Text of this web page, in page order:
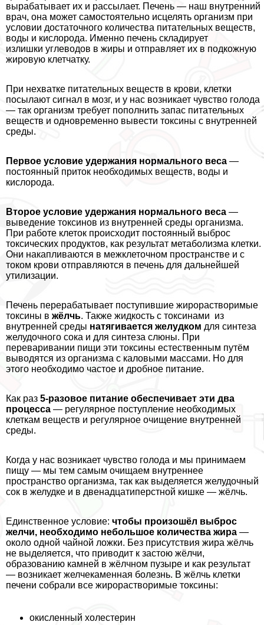
выpaбатывает их и рассылает. Печень — наш внутренний
врач, она может самостоятельно исцелять организм при
условии достаточного количества питательных веществ,
воды и кислорода. Именно печень складирует
излишки углеводов в жиры и отправляет их в подкожную
жировую клетчатку.
При нехватке питательных веществ в крови, клетки
посылают сигнал в мозг, и у нас возникает чувство голода
— так организм требует пополнить запас питательных
веществ и одновременно вывести токсины с внутренней
среды.
Первое условие удержания нормального веса —
постоянный приток необходимых веществ, воды и
кислорода.
Второе условие удержания нормального веса —
выведение токсинов из внутренней среды организма.
При работе клеток происходит постоянный выброс
токсических продуктов, как результат метаболизма клетки.
Они накапливаются в межклеточном прострaнcтве и с
током крови отправляются в печень для дальнейшей
утилизации.
Печень переpaбатывает поступившие жирорастворимые
токсины в жёлчь. Также жидкость с токсинами из
внутренней среды натягивается желудком для синтеза
желудочного сока и для синтеза слюны. При
переваривании пищи эти токсины естественным путём
выводятся из организма с каловыми массами. Но для
этого необходимо частое и дробное питание.
Как раз 5-разовое питание обеспечивает эти два
процесса — регулярное поступление необходимых
клеткам веществ и регулярное очищение внутренней
среды.
Когда у нас возникает чувство голода и мы принимаем
пищу — мы тем самым очищаем внутреннее
прострaнcтво организма, так как выделяется желудочный
сок в желудке и в двенадцатиперстной кишке — жёлчь.
Единственное условие: чтобы произошёл выброс
желчи, необходимо небольшое количества жира —
около одной чайной ложки. Без присутствия жира жёлчь
не выделяется, что приводит к застою жёлчи,
образованию камней в жёлчном пузыре и как результат
— возникает желчекаменная болезнь. В жёлчь клетки
печени собрали все жирорастворимые токсины:
окисленный холестерин